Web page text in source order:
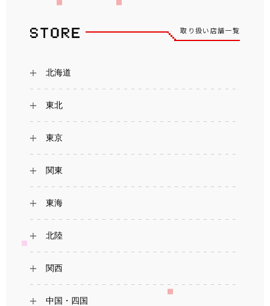
取り扱い店舗一覧
北海道
東北
東京
関東
東海
北陸
関西
中国・四国